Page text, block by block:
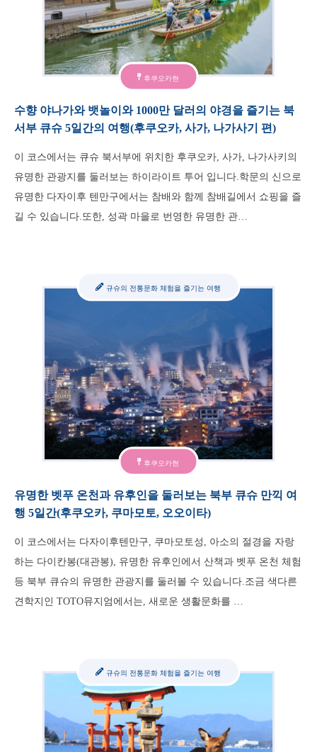
후쿠오카현
수향 야나가와 뱃놀이와 1000만 달러의 야경을 즐기는 북
서부 큐슈 5일간의 여행(후쿠오카, 사가, 나가사기 편)
이 코스에서는 큐슈 북서부에 위치한 후쿠오카, 사가, 나가사키의
유명한 관광지를 둘러보는 하이라이트 투어 입니다.학문의 신으로
유명한 다자이후 텐만구에서는 참배와 함께 참배길에서 쇼핑을 즐
길 수 있습니다.또한, 성곽 마을로 번영한 유명한 관…
후쿠오카현
규슈의 전통문화 체험을 즐기는 여행
유명한 벳푸 온천과 유후인을 둘러보는 북부 큐슈 만끽 여
행 5일간(후쿠오카, 쿠마모토, 오오이타)
이 코스에서는 다자이후텐만구, 쿠마모토성, 아소의 절경을 자랑
하는 다이칸봉(대관봉), 유명한 유후인에서 산책과 벳푸 온천 체험
등 북부 큐슈의 유명한 관광지를 둘러볼 수 있습니다.조금 색다른
견학지인 TOTO뮤지엄에서는, 새로운 생활문화를 …
규슈의 전통문화 체험을 즐기는 여행